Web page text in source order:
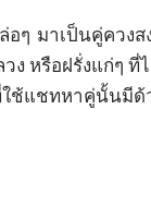
มาเป็นคู่ควง
หรือฝรั่งแก่ๆ ที่
ช้แชทหาคู่นั้นมี